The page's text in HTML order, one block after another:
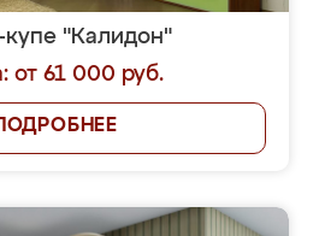
"Калидон"
от 61 000 руб.